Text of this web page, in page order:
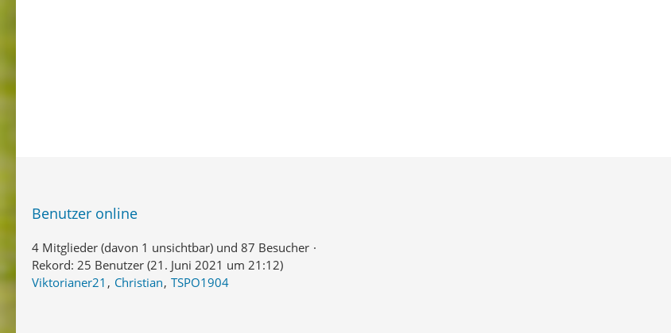
Benutzer online
4 Mitglieder (davon 1 unsichtbar) und 87 Besucher
Rekord: 25 Benutzer (21. Juni 2021 um 21:12)
Viktorianer21
Christian TSPO1904